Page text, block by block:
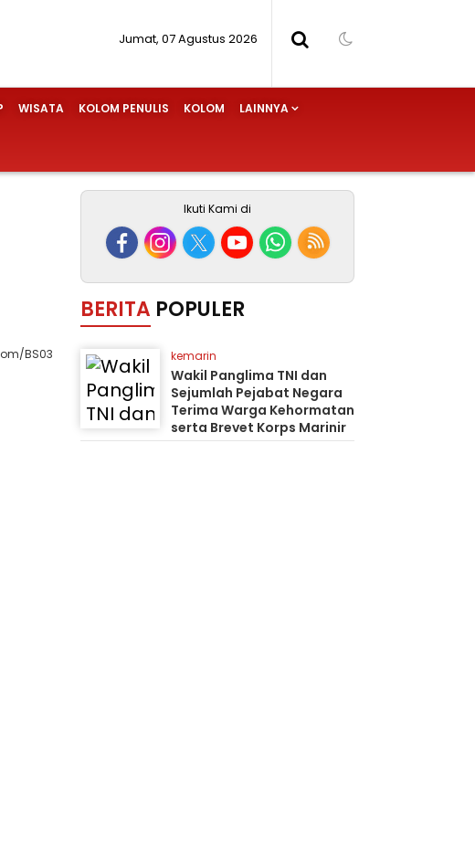
Jumat, 07 Agustus 2026
WISATA KOLOM PENULIS KOLOM LAINNYA
BS03
Ikuti Kami di
BERITA POPULER
kemarin
Wakil Panglima TNI dan
Sejumlah Pejabat Negara
Terima Warga Kehormatan
serta Brevet Korps Marinir